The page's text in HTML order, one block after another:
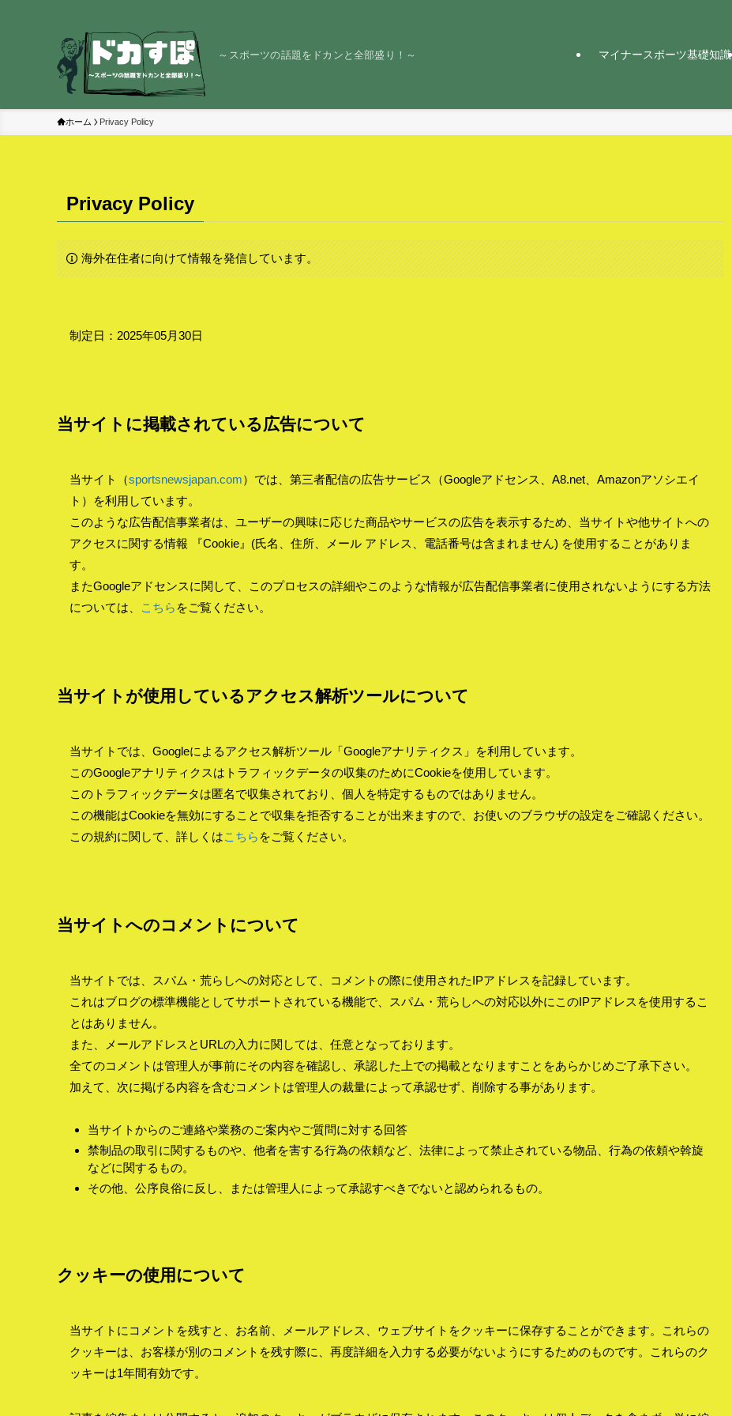
～スポーツの話題をドカンと全部盛り！～ マイナースポーツ基礎知識
ホーム Privacy Policy
Privacy Policy
海外在住者に向けて情報を発信しています。
制定日：2025年05月30日
当サイトに掲載されている広告について
当サイト（sportsnewsjapan.com）では、第三者配信の広告サービス（Googleアドセンス、A8.net、Amazonアソシエイ
ト）を利用しています。
このような広告配信事業者は、ユーザーの興味に応じた商品やサービスの広告を表示するため、当サイトや他サイトへの
アクセスに関する情報 『Cookie』(氏名、住所、メール アドレス、電話番号は含まれません) を使用することがありま
す。
またGoogleアドセンスに関して、このプロセスの詳細やこのような情報が広告配信事業者に使用されないようにする方法
については、
こちら をご覧ください。
当サイトが使用しているアクセス解析ツールについて
当サイトでは、Googleによるアクセス解析ツール「Googleアナリティクス」を利用しています。
このGoogleアナリティクスはトラフィックデータの収集のためにCookieを使用しています。
このトラフィックデータは匿名で収集されており、個人を特定するものではありません。
この機能はCookieを無効にすることで収集を拒否することが出来ますので、お使いのブラウザの設定をご確認ください。
この規約に関して、詳しくはこちら をご覧ください。
当サイトへのコメントについて
当サイトでは、スパム・荒らしへの対応として、コメントの際に使用されたIPアドレスを記録しています。
これはブログの標準機能としてサポートされている機能で、スパム・荒らしへの対応以外にこのIPアドレスを使用するこ
とはありません。
また、メールアドレスとURLの入力に関しては、任意となっております。
全てのコメントは管理人が事前にその内容を確認し、承認した上での掲載となりますことをあらかじめご了承下さい。
加えて、次に掲げる内容を含むコメントは管理人の裁量によって承認せず、削除する事があります。
当サイトからのご連絡や業務のご案内やご質問に対する回答
禁制品の取引に関するものや、他者を害する行為の依頼など、法律によって禁止されている物品、行為の依頼や斡旋
などに関するもの。
その他、公序良俗に反し、または管理人によって承認すべきでないと認められるもの。
クッキーの使用について
当サイトにコメントを残すと、お名前、メールアドレス、ウェブサイトをクッキーに保存することができます。これらの
クッキーは、お客様が別のコメントを残す際に、再度詳細を入力する必要がないようにするためのものです。これらのク
ッキーは1年間有効です。